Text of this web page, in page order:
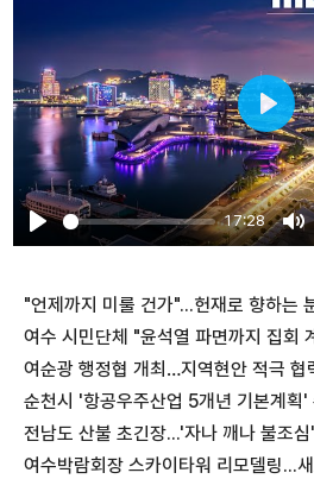
Play
17:28
Play
"언제까지 미룰 건가"...헌재로 향하는
여수 시민단체 "윤석열 파면까지 집회
여순광 행정협 개최…지역현안 적극 협
순천시 '항공우주산업 5개년 기본계획'
전남도 산불 초긴장...'자나 깨나 불조
여수박람회장 스카이타워 리모델링...